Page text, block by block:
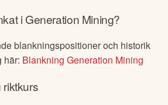
iGeneration Mining?
blankningspositioner och historik
här: BlankningGeneration Mining
riktkurs